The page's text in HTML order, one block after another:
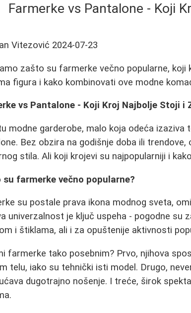
Farmerke vs Pantalone - Koji
Vitezović 2024-07-23
zašto su farmerke večno popularne,
figura i kako kombinovati ove modne
vs Pantalone - Koji Kroj Najbolje Stoji i
modne garderobe, malo koja odeća
Bez obzira na godišnje doba ili
stila. Ali koji krojevi su najpopularniji i
su farmerke večno popularne?
su postale prava ikona modnog sveta,
univerzalnost je ključ uspeha - pogodne su
i štiklama, ali i za opuštenije aktivnosti
farmerke tako posebnim? Prvo, njihova
telu, iako su tehnički isti model. Drugo,
dugotrajno nošenje. I treće, širok